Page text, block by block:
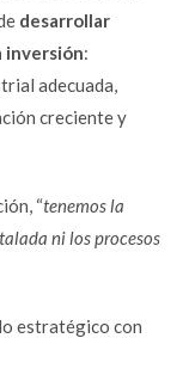
desarrollar
inversión:
adecuada,
creciente y
“tenemos la
ni los procesos
estratégico con